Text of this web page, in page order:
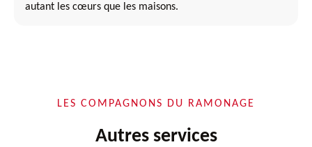
autant les cœurs que les maisons.
LES COMPAGNONS DU RAMONAGE
Autres services